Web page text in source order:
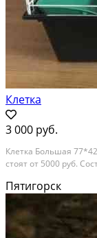
Клетка
3 000 руб.
Клетка Большая
стоят от 5000 руб.
Пятигорск